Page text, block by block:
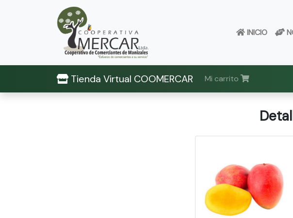
INICIO
Tienda Virtual COOMERCAR Mi carrito